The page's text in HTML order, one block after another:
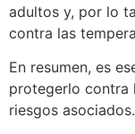
adultos y, por lo
contra las
En resumen, es
protegerlo contra
riesgos asociados.